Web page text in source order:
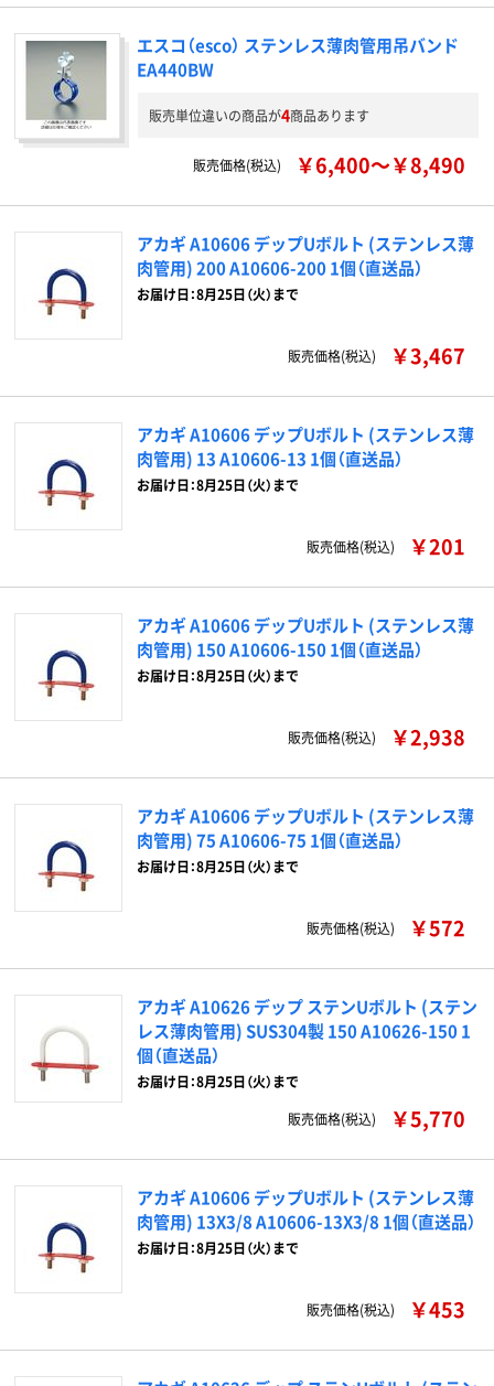
エスコ（esco） ステンレス薄肉管用吊バンド
EA440BW
販売単位違いの商品が4商品あります
販売価格(税込) ￥6,400～￥8,490
アカギ A10606 デップUボルト (ステンレス薄
肉管用) 200 A10606-200 1個（直送品）
お届け日：8月25日（火）まで
販売価格(税込) ￥3,467
アカギ A10606 デップUボルト (ステンレス薄
肉管用) 13 A10606-13 1個（直送品）
お届け日：8月25日（火）まで
販売価格(税込) ￥201
アカギ A10606 デップUボルト (ステンレス薄
肉管用) 150 A10606-150 1個（直送品）
お届け日：8月25日（火）まで
販売価格(税込) ￥2,938
アカギ A10606 デップUボルト (ステンレス薄
肉管用) 75 A10606-75 1個（直送品）
お届け日：8月25日（火）まで
販売価格(税込) ￥572
アカギ A10626 デップ ステンUボルト (ステン
レス薄肉管用) SUS304製 150 A10626-150 1
個（直送品）
お届け日：8月25日（火）まで
販売価格(税込)
￥5,770
アカギ A10606 デップUボルト (ステンレス薄
肉管用) 13X3/8 A10606-13X3/8 1個（直送品）
お届け日：8月25日（火）まで
販売価格(税込) ￥453